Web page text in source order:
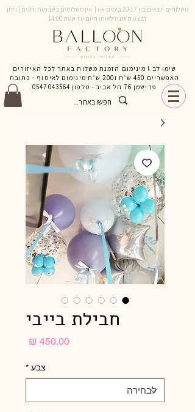
משלוחים יוצאים בין 10-17 בימים א-ו | אין משלוחים בשבתות וחגים | ניתן
לבצע הזמנה לאותו היום עד שעה 14:00
שימו לב ! מינימום הזמנת משלוח באתר לכל האיזורים
האפשריים 450 ש״ח ו200 ש״ח מינימום לאיסוף - כתובת
פרישמן 76 תל אביב - טלפון
0547043564
חבילת בייבי
צבע *